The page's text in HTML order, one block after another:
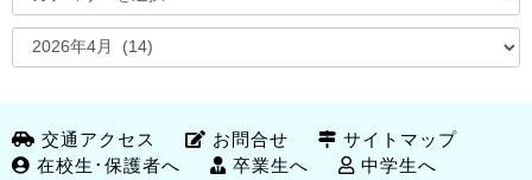
交通アクセス お問合せ
サイトマップ
在校生･保護者へ
卒業生へ
中学生へ